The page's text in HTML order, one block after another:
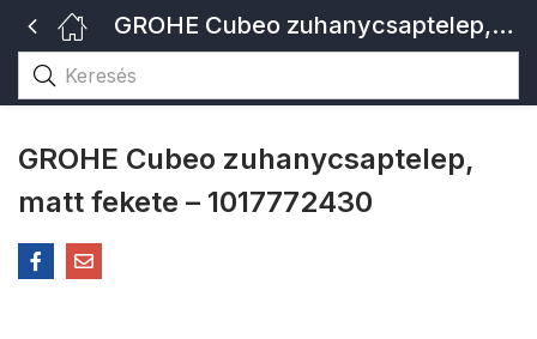
GROHE Cubeo zuhanycsaptelep, matt fekete – 1017772430
GROHE Cubeo zuhanycsaptelep,
matt fekete – 1017772430